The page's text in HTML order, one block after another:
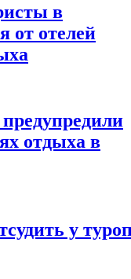
в
от отелей
отдыха в
у